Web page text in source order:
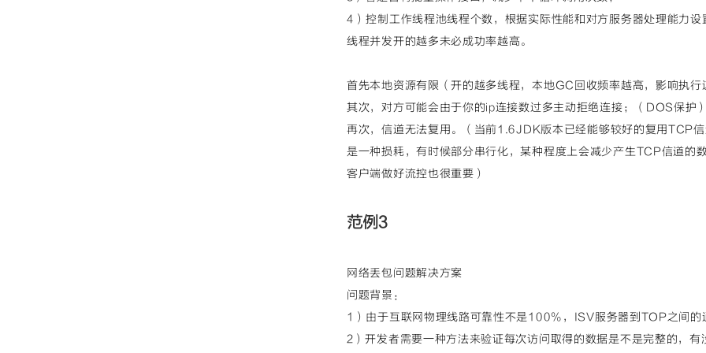
4）控制工作线程池线程个数，根据实际性能和对方服务器处理能力设
线程并发开的越多未必成功率越高。
首先本地资源有限（开的越多线程，本地GC回收频率越高，影响执
其次，对方可能会由于你的ip连接数过多主动拒绝连接；（DOS保护
再次，信道无法复用。（当前1.6JDK版本已经能够较好的复用TCP
是一种损耗，有时候部分串行化，某种程度上会减少产生TCP信道的
客户端做好流控也很重要）
范例3
网络丢包问题解决方案
问题背景：
1）由于互联网物理线路可靠性不是100%，ISV服务器到TOP之间的
2）开发者需要一种方法来验证每次访问取得的数据是不是完整的，有